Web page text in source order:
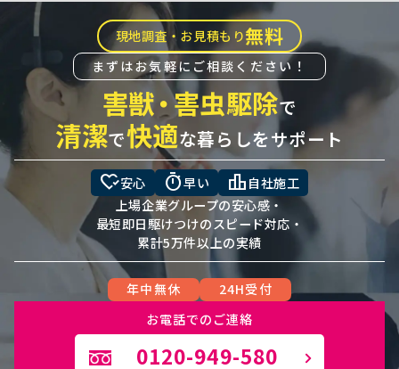
現地調査・お見積もり無料
まずはお気軽にご相談ください！
害獣・害虫駆除で
清潔で快適な暮らしをサポート
heart_check安心 timer早い leaderboard 自社施工
上場企業グループの安心感・
最短即日駆けつけのスピード対応・
累計5万件以上の実績
年中無休
24H受付
お電話でのご連絡
0120-949-580